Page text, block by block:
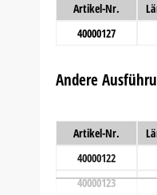
Artikel-Nr.
40000127
Andere
Artikel-Nr.
40000122
40000123